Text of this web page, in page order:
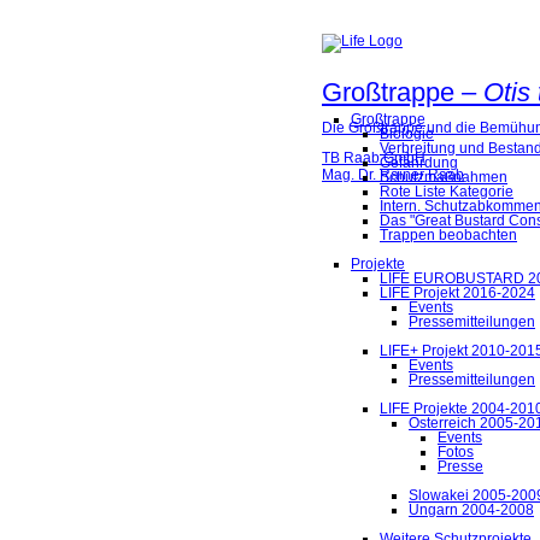
Großtrappe – Otis
Die Großtrappe und die
TB Raab GmbH
Mag. Dr. Rainer Raab
Großtrappe
Biologie
Verbreitung und Bestand
Gefährdung
Schutzmaßnahmen
Rote Liste Kategorie
Intern. Schutzabkommen
Das "Great Bustard
Trappen beobachten
Projekte
LIFE EUROBUSTARD
LIFE Projekt 2016-2024
Events
Pressemitteilungen
LIFE+ Projekt 2010-
Events
Pressemitteilungen
LIFE Projekte 2004-
Österreich 2005-
Events
Fotos
Presse
Slowakei 2005-
Ungarn 2004-2008